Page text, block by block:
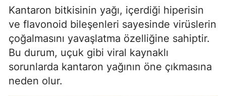
Kantaron bitkisinin yağı, içerdiği hiperisin
ve flavonoid bileşenleri sayesinde virüslerin
çoğalmasını yavaşlatma özelliğine sahiptir.
Bu durum, uçuk gibi viral kaynaklı
sorunlarda kantaron yağının öne çıkmasına
neden olur.